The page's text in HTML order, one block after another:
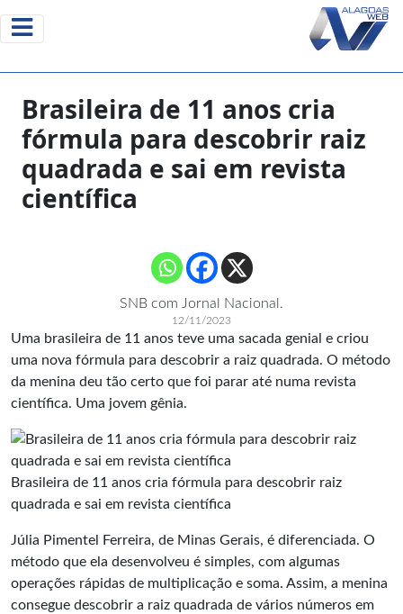
Brasileira de 11 anos cria
fórmula para descobrir raiz
quadrada e sai em revista
científica
SNB com Jornal Nacional.
12/11/2023
Uma brasileira de 11 anos teve uma sacada genial e criou
uma nova fórmula para descobrir a raiz quadrada. O método
da menina deu tão certo que foi parar até numa revista
científica. Uma jovem gênia.
Brasileira de 11 anos cria fórmula para descobrir raiz
quadrada e sai em revista científica
Júlia Pimentel Ferreira, de Minas Gerais, é diferenciada. O
método que ela desenvolveu é simples, com algumas
operações rápidas de multiplicação e soma. Assim, a menina
consegue descobrir a raiz quadrada de vários números em